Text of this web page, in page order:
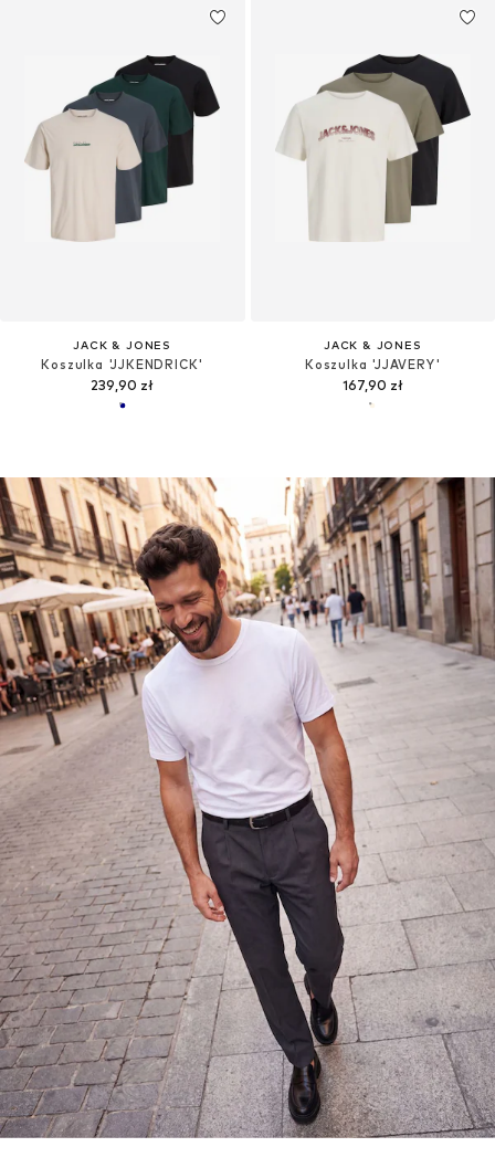
JACK & JONES
Koszulka 'JJKENDRICK'
239,90 zł
JACK & JONES
Koszulka 'JJAVERY'
167,90 zł